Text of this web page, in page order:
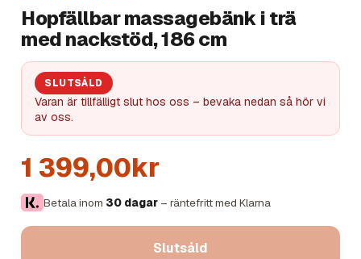
Hopfällbar massagebänk i trä
med nackstöd, 186 cm
SLUTSÅLD
Varan är tillfälligt slut hos oss – bevaka nedan så hör vi
av oss.
1 399,00kr
Betala inom 30 dagar – räntefritt med Klarna
Slutsåld